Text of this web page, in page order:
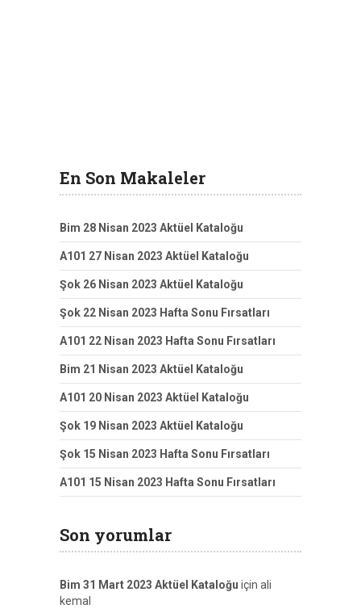
En Son Makaleler
Bim 28 Nisan 2023 Aktüel Kataloğu
A101 27 Nisan 2023 Aktüel Kataloğu
Şok 26 Nisan 2023 Aktüel Kataloğu
Şok 22 Nisan 2023 Hafta Sonu Fırsatları
A101 22 Nisan 2023 Hafta Sonu Fırsatları
Bim 21 Nisan 2023 Aktüel Kataloğu
A101 20 Nisan 2023 Aktüel Kataloğu
Şok 19 Nisan 2023 Aktüel Kataloğu
Şok 15 Nisan 2023 Hafta Sonu Fırsatları
A101 15 Nisan 2023 Hafta Sonu Fırsatları
Son yorumlar
Bim 31 Mart 2023 Aktüel Kataloğu için ali
kemal